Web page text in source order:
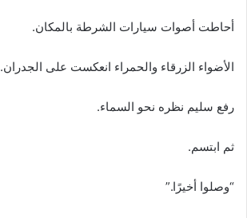
أحاطت أصوات سيارات الشرطة بالمكان.
الأضواء الزرقاء والحمراء انعكست على الجدران.
رفع سليم نظره نحو السماء.
ثم ابتسم.
“وصلوا أخيرًا.”